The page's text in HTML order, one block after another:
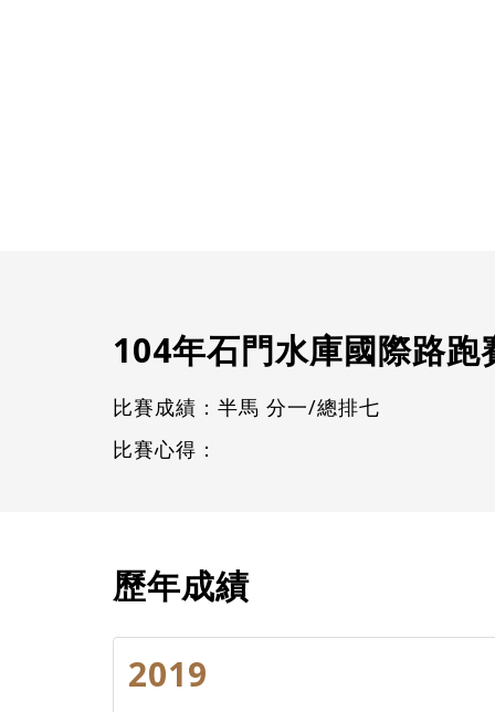
104年石門水庫國際路跑
比賽成績：半馬 分一/總排七
比賽心得：
歷年成績
2019